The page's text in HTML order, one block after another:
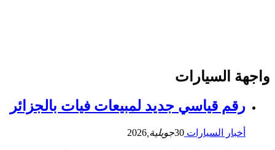
واجهة السيارات
رقم قياسي جديد لمبيعات فيات بالجزائر
أخبار السيارات 30جويلية, 2026